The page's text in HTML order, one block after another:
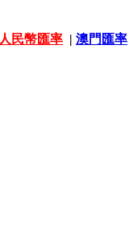
人民幣匯率 | 澳門匯率